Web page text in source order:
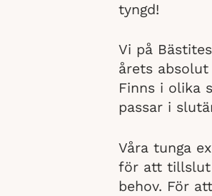
tyngd!
Vi på
årets
Finns i olika
passar i
Våra tunga
för att tillslut
behov. För